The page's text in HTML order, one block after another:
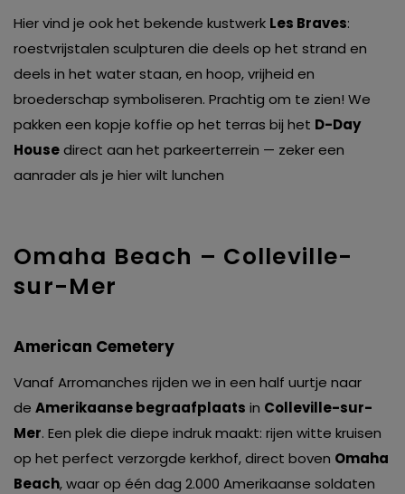
Hier vind je ook het bekende kustwerk Les Braves:
roestvrijstalen sculpturen die deels op het strand en
deels in het water staan, en hoop, vrijheid en
broederschap symboliseren. Prachtig om te zien! We
pakken een kopje koffie op het terras bij het D-Day
Housedirect aan het parkeerterrein — zeker een
aanrader als je hier wilt lunchen
Omaha Beach – Colleville-
sur-Mer
American Cemetery
Vanaf Arromanches rijden we in een half uurtje naar
de Amerikaanse begraafplaats in Colleville-sur-
Mer. Een plek die diepe indruk maakt: rijen witte kruisen
op het perfect verzorgde kerkhof, direct boven Omaha
Beach, waar op één dag 2.000 Amerikaanse soldaten